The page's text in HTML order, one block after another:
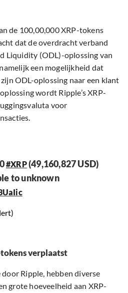
de 100,00,000 XRP-tokens
dat de overdracht verband
Liquidity (ODL)-oplossing van
een mogelijkheid dat
ODL-oplossing naar een klant
wordt Ripple’s XRP-
voor
#XRP(49,160,827 USD)
to unknown
verplaatst
Ripple, hebben diverse
grote hoeveelheid aan XRP-